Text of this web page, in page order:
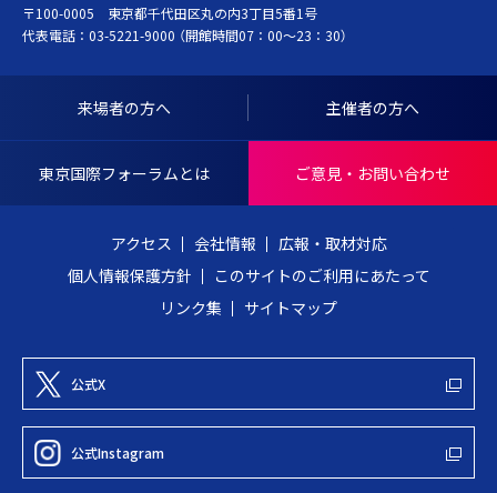
プ
戻
る
K
Y
O
N
N
〒100-0005 東京都千代田区丸の内3丁目5番1号
代表電話： 03-5221-9000 （開館時間07：00～23：30）
来場者の方へ 主催者の方へ
東京国際フォーラムとは ご意見・お問い合わせ
アクセス 会社情報
広報・取材対応
個人情報保護方針
このサイトのご利用にあたって
リンク集
サイトマップ
公式X
公式Instagram